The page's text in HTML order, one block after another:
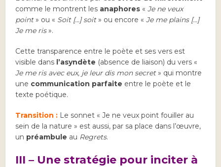
comme le montrent les anaphores «Je ne veux
point» ou « Soit […] soit» ou encore «Je me plains […]
Je me ris».
Cette transparence entre le poète et ses vers est
visible dans l’asyndète (absence de liaison) du vers «
Je me ris avec eux, je leur dis mon secret» qui montre
une communication parfaite entre le poète et le
texte poétique.
Transition : Le sonnet « Je ne veux point fouiller au
sein de la nature » est aussi, par sa place dans l’œuvre,
un préambule au Regrets.
III – Une stratégie pour inciter à